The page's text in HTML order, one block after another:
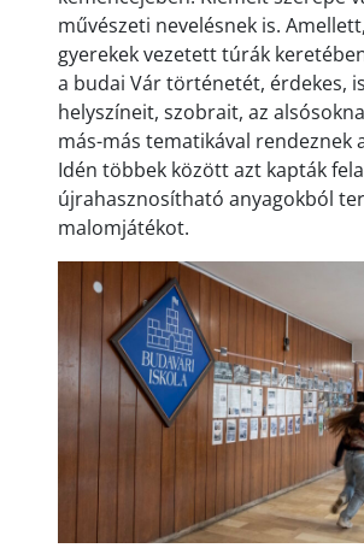
művészeti nevelésnek is.
gyerekek vezetett túrák
a budai Vár történetét, érdekes,
helyszíneit, szobrait, az
más-más tematikával rendeznek
Idén többek között azt kapták
újrahasznosítható anyagokból
malomjátékot.